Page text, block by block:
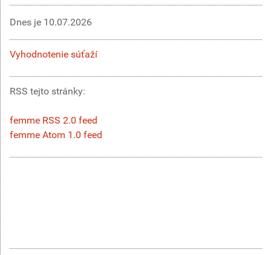
Dnes je 10.07.2026
Vyhodnotenie súťaží
RSS tejto stránky:
femme RSS 2.0 feed
femme Atom 1.0 feed